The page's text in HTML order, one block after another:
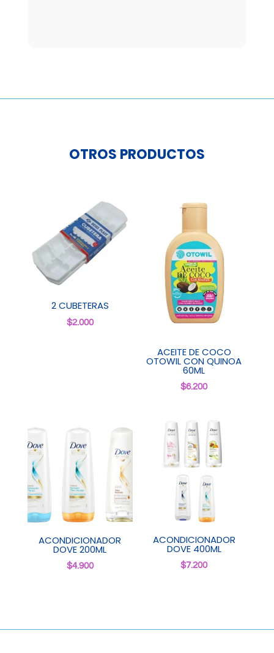
OTROS PRODUCTOS
2 CUBETERAS
$2.000
ACEITE DE COCO
OTOWIL CON QUINOA
60ML
$6.200
ACONDICIONADOR
DOVE 200ML
$4.900
ACONDICIONADOR
DOVE 400ML
$7.200